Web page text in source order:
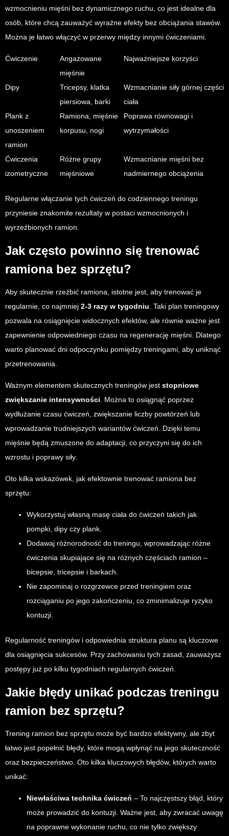
wzmocnieniu mięśni bez dynamicznego ruchu, co jest idealne dla
osób, które chcą zauważyć wyraźne efekty bez obciążania stawów.
Można je łatwo włączyć w przerwy między innymi ćwiczeniami.
Ćwiczenie
Angażowane
mięśnie
Najważniejsze korzyści
Dipy
Tricepsy, klatka
piersiowa, barki
Wzmacnianie siły górnej części
ciała
Plank z
unoszeniem
ramion
Ramiona, mięśnie
korpusu, nogi
Poprawa równowagi i
wytrzymałości
Ćwiczenia
izometryczne
Różne grupy
mięśniowe
Wzmacnianie mięśni bez
nadmiernego obciążenia
Regularne włączanie tych ćwiczeń do codziennego treningu
przyniesie znakomite rezultaty w postaci wzmocnionych i
wyrzeźbionych ramion.
Jak często powinno się trenować
ramiona bez sprzętu?
Aby skutecznie rzeźbić ramiona, istotne jest, aby trenować je
regularnie, co najmniej 2-3 razy w tygodniu . Taki plan treningowy
pozwala na osiągnięcie widocznych efektów, ale równie ważne jest
zapewnienie odpowiedniego czasu na regenerację mięśni. Dlatego
warto planować dni odpoczynku pomiędzy treningami, aby uniknąć
przetrenowania.
Ważnym elementem skutecznych treningów jest stopniowe
zwiększanie intensywności . Można to osiągnąć poprzez
wydłużanie czasu ćwiczeń, zwiększanie liczby powtórzeń lub
wprowadzanie trudniejszych wariantów ćwiczeń. Dzięki temu
mięśnie będą zmuszone do adaptacji, co przyczyni się do ich
wzrostu i poprawy siły.
Oto kilka wskazówek, jak efektownie trenować ramiona bez
sprzętu:
Wykorzystuj własną masę ciała do ćwiczeń takich jak
pompki, dipy czy plank.
Dodawaj różnorodność do treningu, wprowadzając różne
ćwiczenia skupiające się na różnych częściach ramion –
bicepsie, tricepsie i barkach.
Nie zapominaj o rozgrzewce przed treningiem oraz
rozciąganiu po jego zakończeniu, co zminimalizuje ryzyko
kontuzji.
Regularność treningów i odpowiednia struktura planu są kluczowe
dla osiągnięcia sukcesów. Przy zachowaniu tych zasad, zauważysz
postępy już po kilku tygodniach regularnych ćwiczeń.
Jakie błędy unikać podczas treningu
ramion bez sprzętu?
Trening ramion bez sprzętu może być bardzo efektywny, ale zbyt
łatwo jest popełnić błędy, które mogą wpłynąć na jego skuteczność
oraz bezpieczeństwo. Oto kilka kluczowych błędów, których warto
unikać:
Niewłaściwa technika ćwiczeń – To najczęstszy błąd, który
może prowadzić do kontuzji. Ważne jest, aby zwracać uwagę
na poprawne wykonanie ruchu, co nie tylko zwiększy